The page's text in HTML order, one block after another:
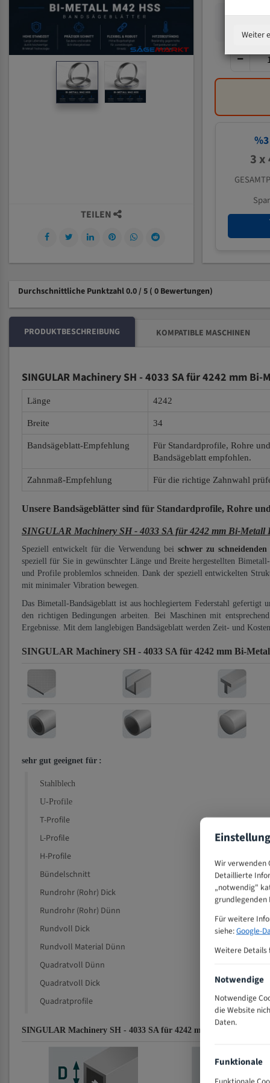
%3
3 x
TEILEN
Durchschnittliche Punktzahl 0.0 / 5 ( 0 Bewertungen)
PRODUKTBESCHREIBUNG KOMPATIBLE MASCHINEN
SINGULAR Machinery SH - 4033 SA für 4242 mm
Länge 4242
Breite 34
Bandsägeblatt-Empfehlung
Für Standardprofile, Rohre
Bandsägeblatt empfohlen.
Zahnmaß-Empfehlung Für die richtige Zahnwahl
Unsere Bandsägeblätter sind für Standardprofile, Rohre
SINGULAR Machinery SH - 4033 SA für 4242 mm Bi-Metall
Speziell entwickelt für die Verwendung bei schwer zu
speziell für Sie in gewünschter Länge und Breite hergestellten
und Profile problemlos schneiden. Dank der speziell entwickelten
mit minimaler Vibration bewegen.
Das Bimetall-Bandsägeblatt ist aus hochlegiertem Federstahl
den richtigen Bedingungen arbeiten. Bei Maschinen mit
Ergebnisse. Mit dem langlebigen Bandsägeblatt werden Zeit- und
SINGULAR Machinery SH - 4033 SA für 4242 mm Bi-
sehr gut geeignet für :
Stahlblech
U-Profile
T-Profile
L-Profile
H-Profile
Bündelschnitt
Rundrohr (Rohr) Dick
Rundrohr (Rohr) Dünn
Rundvoll Dick
Rundvoll Material Dünn
Quadratvoll Dünn
Quadratvoll Dick
Quadratprofile
SINGULAR Machinery SH - 4033 SA für 4242 mm Bi-Metall
Weiter
Wir verwenden
Detaillierte
„notwendig"
grundlegenden
Für weitere
siehe:Google-
Weitere Details
Notwendige
Notwendige
die Website
Daten.
Funktionale